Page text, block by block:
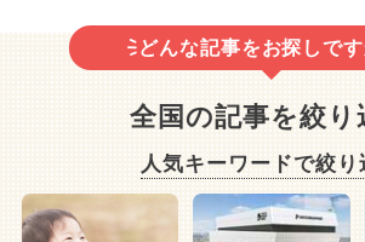
どんな記事をお探しです
全国の記事を絞り
人気キーワードで絞り